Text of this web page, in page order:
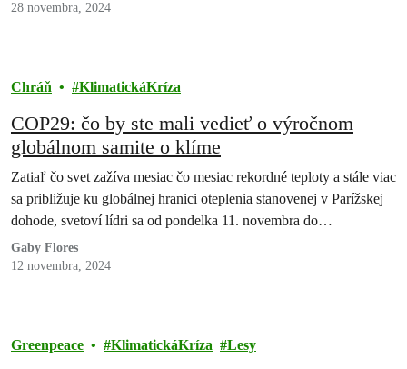
Greenepace Slovensko
28 novembra, 2024
Chráň KlimatickáKríza
COP29: čo by ste mali vedieť o výročnom
globálnom samite o klíme
Zatiaľ čo svet zažíva mesiac čo mesiac rekordné teploty a stále viac
sa približuje ku globálnej hranici oteplenia stanovenej v Parížskej
dohode, svetoví lídri sa od pondelka 11. novembra do…
Gaby Flores
12 novembra, 2024
Greenpeace KlimatickáKríza Lesy